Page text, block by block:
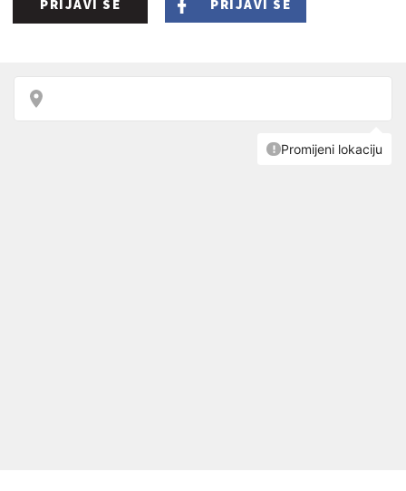
PRIJAVI SE PRIJAVI SE